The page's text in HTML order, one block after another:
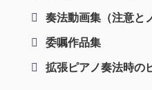
奏法動画集（注意と
委嘱作品集
拡張ピアノ奏法時の